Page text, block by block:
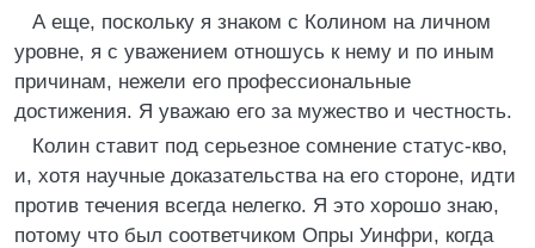
А еще, поскольку я знаком с Колином на личном
уровне, я с уважением отношусь к нему и по иным
причинам, нежели его профессиональные
достижения. Я уважаю его за мужество и честность.
Колин ставит под серьезное сомнение статус-кво,
и, хотя научные доказательства на его стороне, идти
против течения всегда нелегко. Я это хорошо знаю,
потому что был соответчиком Опры Уинфри, когда